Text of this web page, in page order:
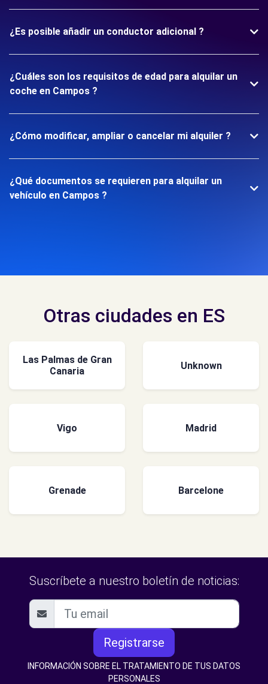
¿Es posible añadir un conductor adicional ?
¿Cuáles son los requisitos de edad para alquilar un
coche en Campos ?
¿Cómo modificar, ampliar o cancelar mi alquiler ?
¿Qué documentos se requieren para alquilar un
vehículo en Campos ?
Otras ciudades en ES
Las Palmas de Gran
Canaria
Unknown
Vigo Madrid
Grenade Barcelone
Suscríbete a nuestro boletín de noticias:
Registrarse
INFORMACIÓN SOBRE EL TRATAMIENTO DE TUS DATOS
PERSONALES